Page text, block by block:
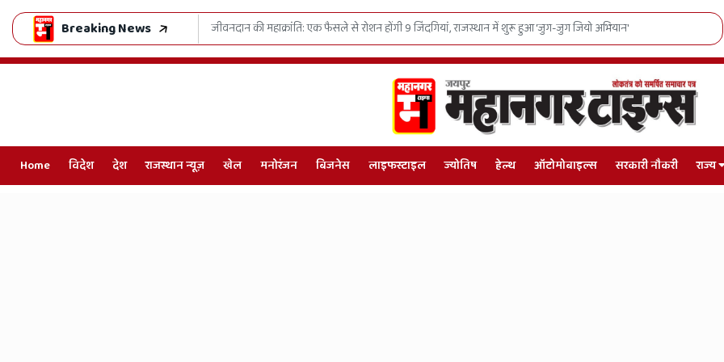
Breaking News
शुरू हुआ 'जुग-जुग जियो अभियान' काशी की पवित्र रज से महका राजस्थान: 1138 मंडलों और गांवों में पहुंचेगा संत रविदास जी का संदेश
Home विदेश देश राजस्थान न्यूज़ खेल मनोरंजन बिजनेस लाइफस्टाइल ज्योतिष हेल्थ ऑटोमोबाइल्स सरकारी नौकरी राज्य